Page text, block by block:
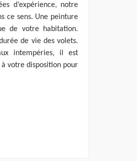
d’expérience, notre
ce sens. Une peinture
de votre habitation.
de vie des volets.
intempéries, il est
à votre disposition pour